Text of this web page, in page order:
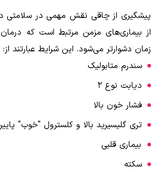
پیشگیری از چاقی نقش مهمی در سلامتی
از بیماری‌های مزمن مرتبط است که
زمان دشوارتر می‌شود. این شرایط عبارتند از:
سندرم متابولیک
دیابت نوع 2
فشار خون بالا
تری گلیسیرید بالا و کلسترول "خوب"
بیماری قلبی
سکته